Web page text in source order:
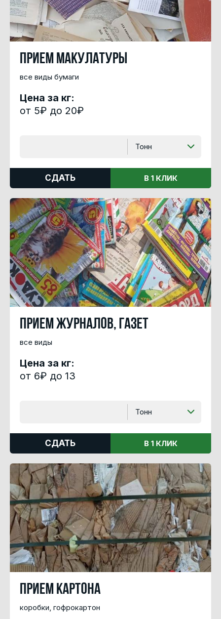
Прием макулатуры
все виды бумаги
Цена за кг:
от 5₽ до 20₽
Тонн
СДАТЬ В 1 КЛИК
Прием журналов, газет
все виды
Цена за кг:
от 6₽ до 13
Тонн
СДАТЬ В 1 КЛИК
Прием картона
коробки, гофрокартон